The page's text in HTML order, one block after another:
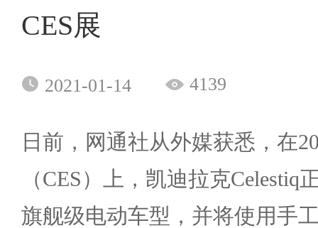
CES展
2021-01-14 4139
日前，网通社从外媒获悉，在
（CES）上，凯迪拉克Celestiq
旗舰级电动车型，并将使用手